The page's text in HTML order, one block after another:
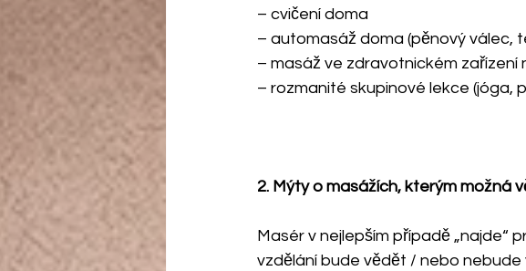
– cvičení doma
– automasáž doma (pěnový válec,
– masáž ve zdravotnickém zařízení
– rozmanité skupinové lekce (jóga,
2. Mýty o masážích, kterým možná
Masér v nejlepším případě „najde“
vzdělání bude vědět / nebo